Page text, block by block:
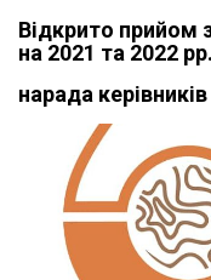
Відкрито прийом
на 2021 та 2022 рр.
нарада